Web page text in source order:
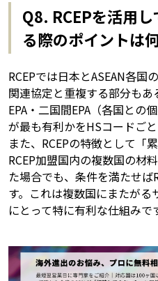
Q8. RCEPを活用
る際のポイントは
RCEPでは日本とASEAN各国
関連協定と重複する部分もあ
EPA・二国間EPA（各国との
が最も有利かをHSコードご
また、RCEPの特徴として「
RCEP加盟国内の複数国の材
た場合でも、条件を満たせば
す。これは複数国にまたが
にとって特に有利な仕組みで